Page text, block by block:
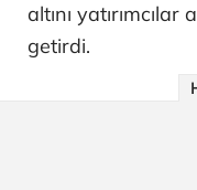
altını
getirdi.